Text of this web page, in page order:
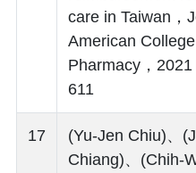
care in Taiwan，
American
Pharmacy，
611
17
(Yu-Jen Chiu)、
Chiang)、(Chih-